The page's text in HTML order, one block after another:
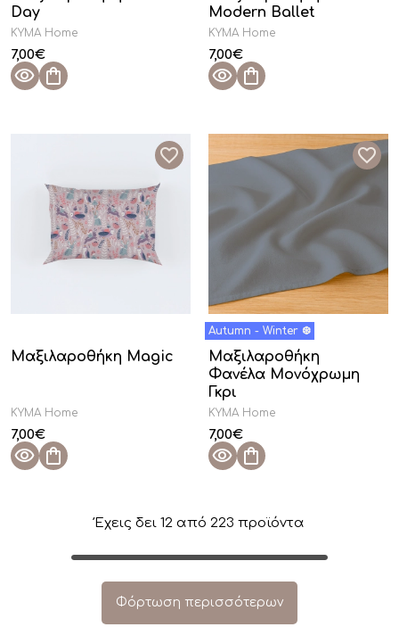
Day
KYMA Home
7,00€
Modern Ballet
KYMA Home
7,00€
Μαξιλαροθήκη Magic
KYMA Home
7,00€
Μαξιλαροθήκη
Φανέλα Μονόχρωμη
Γκρι
KYMA Home
7,00€
Έχεις δει 12 από 223 προϊόντα
Φόρτωση περισσότερων